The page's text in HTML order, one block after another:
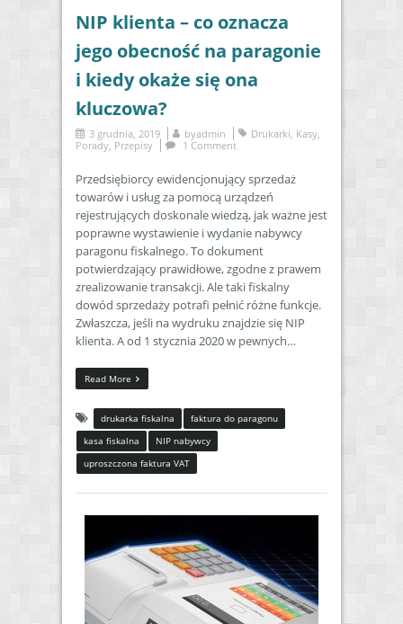
NIP klienta – co oznacza
jego obecność na paragonie
i kiedy okaże się ona
kluczowa?
3 grudnia, 2019 byadmin Drukarki, Kasy,
Porady, Przepisy 1 Comment
Przedsiębiorcy ewidencjonujący sprzedaż
towarów i usług za pomocą urządzeń
rejestrujących doskonale wiedzą, jak ważne jest
poprawne wystawienie i wydanie nabywcy
paragonu fiskalnego. To dokument
potwierdzający prawidłowe, zgodne z prawem
zrealizowanie transakcji. Ale taki fiskalny
dowód sprzedaży potrafi pełnić różne funkcje.
Zwłaszcza, jeśli na wydruku znajdzie się NIP
klienta. A od 1 stycznia 2020 w pewnych…
Read More
drukarka fiskalna
faktura do paragonu
kasa fiskalna
NIP nabywcy
uproszczona faktura VAT